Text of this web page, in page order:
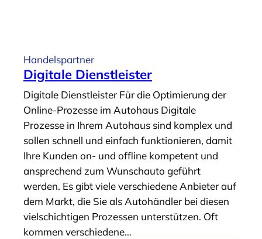
l
„
D
i
g
i
t
a
l
Handelspartner
Digitale Dienstleister
Digitale Dienstleister Für die Optimierung der
Online-Prozesse im Autohaus Digitale
Prozesse in Ihrem Autohaus sind komplex und
sollen schnell und einfach funktionieren, damit
Ihre Kunden on- und offline kompetent und
ansprechend zum Wunschauto geführt
werden. Es gibt viele verschiedene Anbieter auf
dem Markt, die Sie als Autohändler bei diesen
vielschichtigen Prozessen unterstützen. Oft
kommen verschiedene…